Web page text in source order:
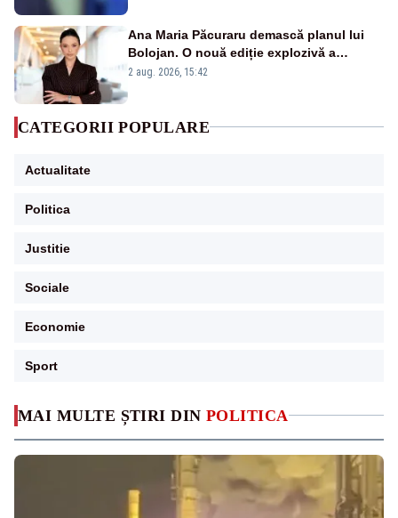
MAI MULTE ȘTIRI DIN POLITICA
Ana Maria Păcuraru demască planul lui
Bolojan. O nouă ediție explozivă a
emisiunii „Miza Zilei” la Realitatea PLUS
2 aug. 2026, 15:42
CATEGORII POPULARE
Actualitate
Politica
Justitie
Sociale
Economie
Sport